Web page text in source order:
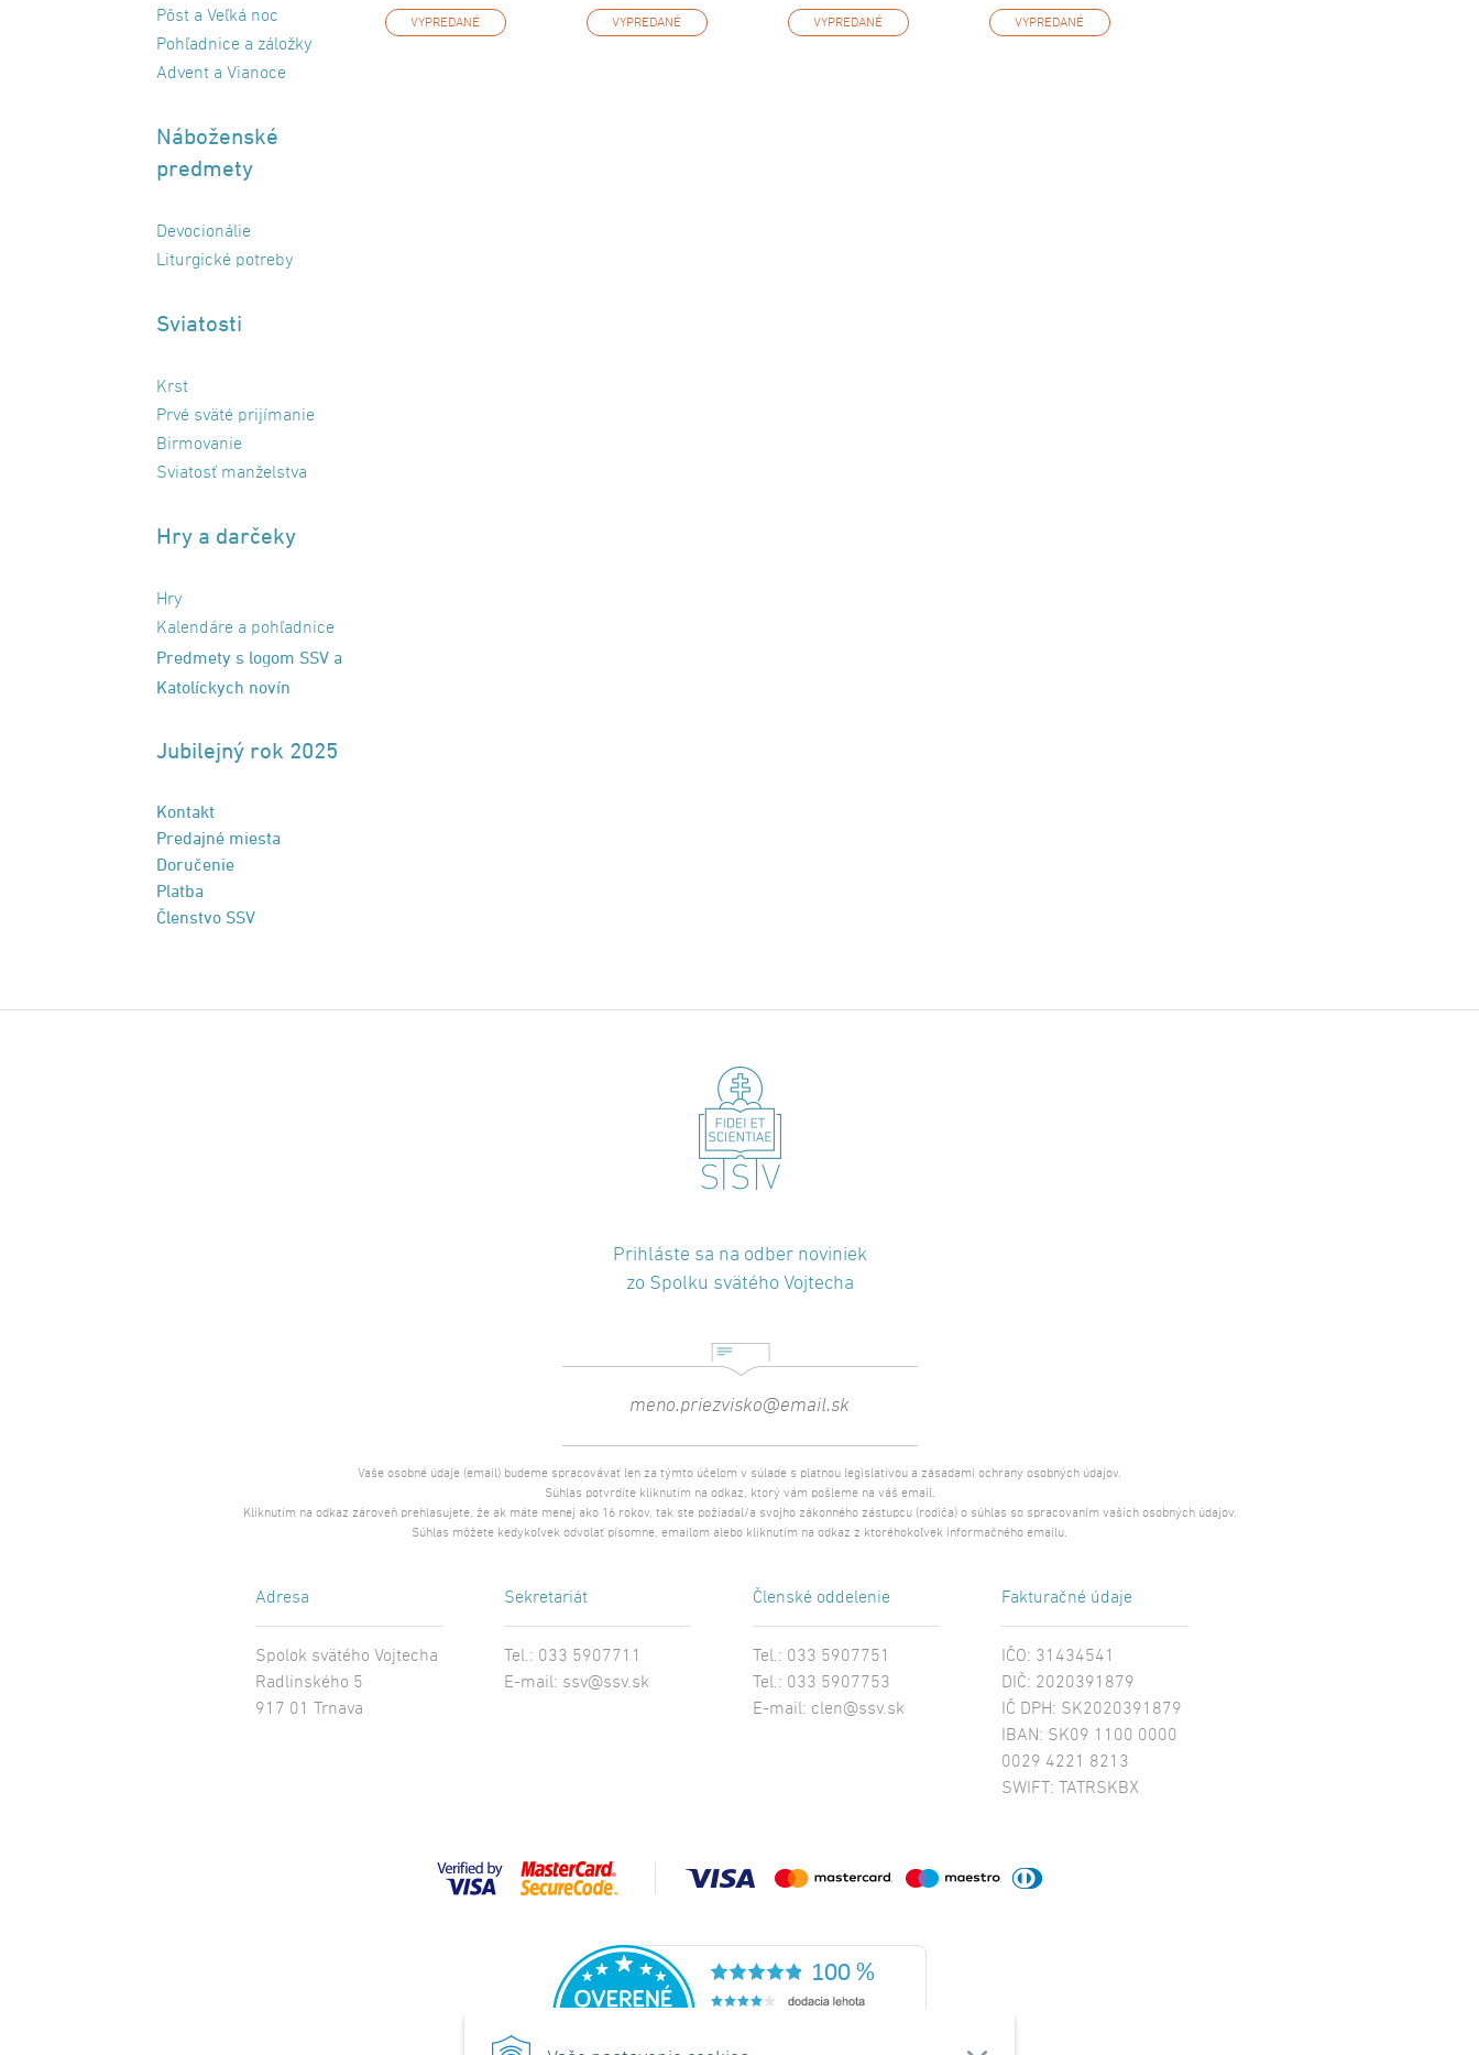
VYPREDANÉ VYPREDANÉ VYPREDANÉ VYPREDANÉ
Pôst a Veľká noc
Pohľadnice a záložky
Advent a Vianoce
Náboženské
predmety
Devocionálie
Liturgické potreby
Sviatosti
Krst
Prvé sväté prijímanie
Birmovanie
Sviatosť manželstva
Hry a darčeky
Hry
Kalendáre a pohľadnice
Predmety s logom SSV a
Katolíckych novín
Jubilejný rok 2025
Kontakt
Predajné miesta
Doručenie
Platba
Členstvo SSV
Prihláste sa na odber noviniek
zo Spolku svätého Vojtecha
Vaše osobné údaje (email) budeme spracovávať len za týmto účelom v súlade s platnou legislatívou a zásadami ochrany osobných údajov.
Súhlas potvrdíte kliknutím na odkaz, ktorý vám pošleme na váš email.
Kliknutím na odkaz zároveň prehlasujete, že ak máte menej ako 16 rokov, tak ste požiadal/a svojho zákonného zástupcu (rodiča) o súhlas so spracovaním vašich osobných údajov.
Súhlas môžete kedykoľvek odvolať písomne, emailom alebo kliknutím na odkaz z ktoréhokoľvek informačného emailu.
Adresa
Spolok svätého Vojtecha
Radlinského 5
917 01 Trnava
Sekretariát
Tel.: 033 5907711
E-mail: ssv@ssv.sk
Členské oddelenie
Tel.: 033 5907751
Tel.: 033 5907753
E-mail: clen@ssv.sk
Fakturačné údaje
IČO: 31434541
DIČ: 2020391879
IČ DPH: SK2020391879
IBAN: SK09 1100 0000
0029 4221 8213
SWIFT: TATRSKBX